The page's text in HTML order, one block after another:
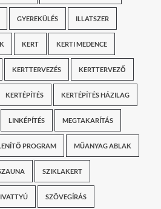
GYEREKÜLÉS ILLATSZER
KERT KERTI MEDENCE
KERTTERVEZÉS KERTTERVEZŐ
KERTÉPÍTÉS KERTÉPÍTÉS HÁZILAG
LINKÉPÍTÉS MEGTAKARÍTÁS
PROGRAM MŰANYAG ABLAK
SZIKLAKERT
SZÖVEGÍRÁS